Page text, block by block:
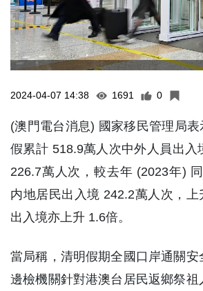
2024-04-07 14:38 1691 0
(澳門電台消息) 國家移民管理局
假累計 518.9萬人次中外人員出入
226.7萬人次，較去年 (2023年)
内地居民出入境 242.2萬人次，上
出入境亦上升 1.6倍。
當局稱，清明假期全國口岸通關安
邊檢機關針對港澳台居民返鄉祭祖